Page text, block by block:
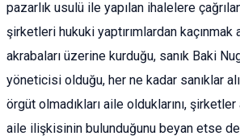
pazarlık usulü ile yapılan ihalelere
şirketleri hukuki yaptırımlardan kaçınmak
akrabaları üzerine kurduğu, sanık Baki
yöneticisi olduğu, her ne kadar sanıklar
örgüt olmadıkları aile olduklarını,
aile ilişkisinin bulunduğunu beyan etse